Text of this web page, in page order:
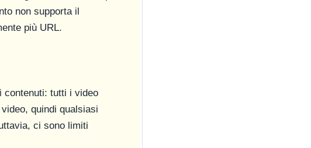
non supporta il
più URL.
contenuti: tutti i video
quindi qualsiasi
ci sono limiti